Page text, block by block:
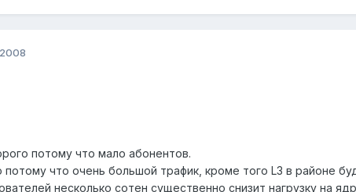
потому что мало абонентов.
что очень большой трафик, кроме того L3 в районе
несколько сотен существенно снизит нагрузку на